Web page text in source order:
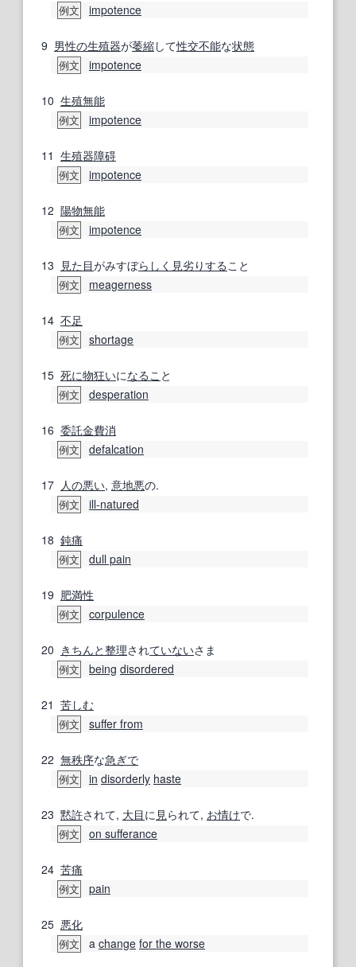
例文 impotence
9 男性の生殖器が萎縮して性交不能な状態
例文 impotence
10 生殖無能
例文 impotence
11 生殖器障碍
例文 impotence
12 陽物無能
例文 impotence
13 見た目がみすぼらしく 見劣りすること
例文 meagerness
14 不足
例文 shortage
15 死に物狂いになるこ と
例文 desperation
16 委託金費消
例文 defalcation
17 人の悪い, 意地悪の.
例文 ill‐natured
18 鈍痛
例文 dull pain
19 肥満性
例文 corpulence
20 きちんと整理されていないさま
例文 being disordered
21 苦しむ
例文 suffer from
22 無秩序な急ぎで
例文 in disorderly haste
23 黙許されて, 大目に 見られて, お情けで.
例文 on sufferance
24 苦痛
例文 pain
25 悪化
例文 a change for the worse